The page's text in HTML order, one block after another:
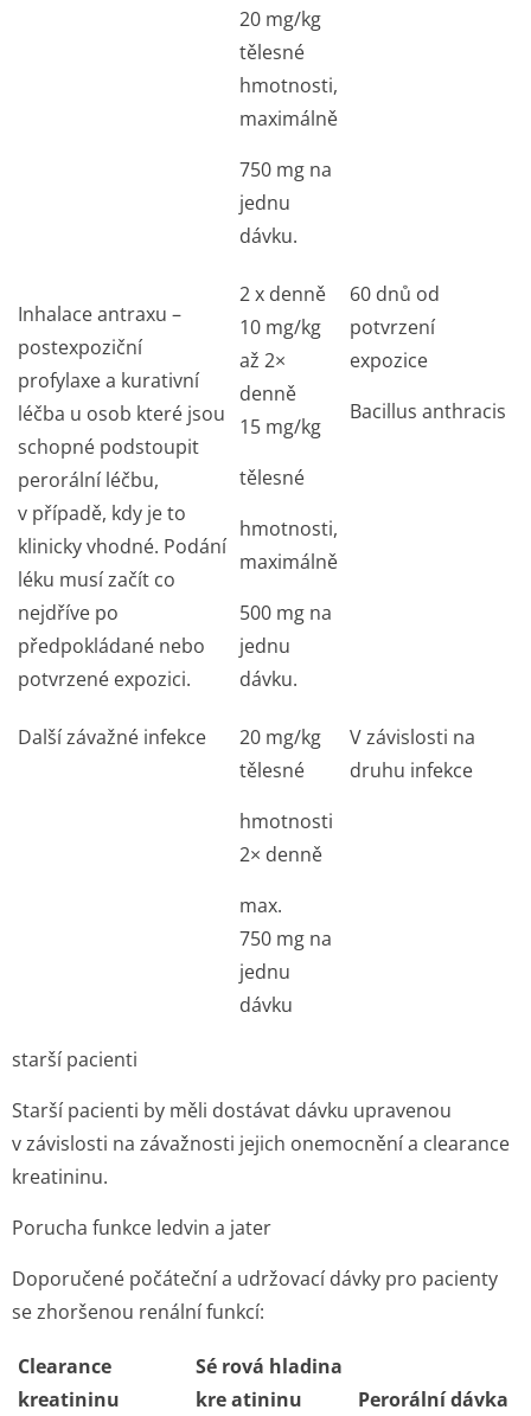
20 mg/kg
tělesné
hmotnosti,
maximálně
750 mg na
jednu
dávku.
Inhalace antraxu –
postexpoziční
profylaxe a kurativní
léčba u osob které jsou
schopné podstoupit
perorální léčbu,
v případě, kdy je to
klinicky vhodné. Podání
léku musí začít co
nejdříve po
předpokládané nebo
potvrzené expozici.
2 x denně
10 mg/kg
až 2×
denně
15 mg/kg
tělesné
hmotnosti,
maximálně
500 mg na
jednu
dávku.
60 dnů od
potvrzení
expozice
Bacillus anthracis
Další závažné infekce
20 mg/kg
tělesné
hmotnosti
2× denně
max.
750 mg na
jednu
dávku
V závislosti na
druhu infekce
starší pacienti
Starší pacienti by měli dostávat dávku upravenou
v závislosti na závažnosti jejich onemocnění a clearance
kreatininu.
Porucha funkce ledvin a jater
Doporučené počáteční a udržovací dávky pro pacienty
se zhoršenou renální funkcí:
Clearance
kreatininu
Sé rová hladina
kre atininu
Perorální dávka